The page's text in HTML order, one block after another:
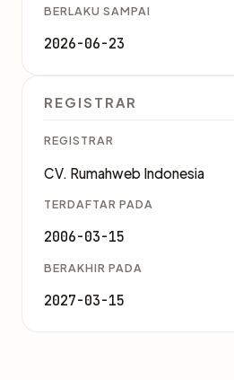
BERLAKU SAMPAI
2026-06-23
REGISTRAR
REGISTRAR
CV. Rumahweb Indonesia
TERDAFTAR PADA
2006-03-15
BERAKHIR PADA
2027-03-15